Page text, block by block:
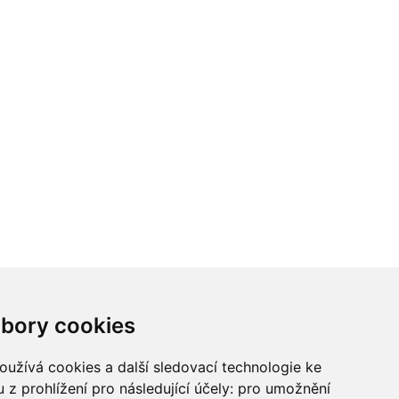
cookies
cookies a další sledovací technologie ke
z prohlížení pro následující účely: pro umožnění
Chcete spolupracovat?
Chalupu: